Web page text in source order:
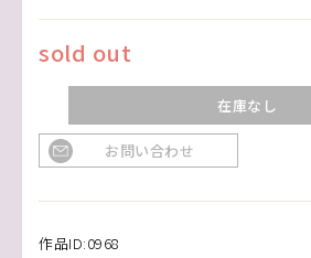
sold out
在庫なし
お問い合わせ
作品ID:0968